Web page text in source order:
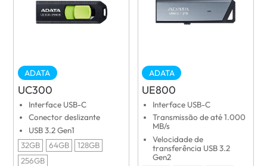
ADATA
UC300
Interface USB-C
Conector deslizante
USB 3.2 Gen1
32GB
64GB
128GB
256GB
ADATA
UE800
Interface USB-C
Transmissão de até 1.000
MB/s
Velocidade de
transferência USB 3.2
Gen2